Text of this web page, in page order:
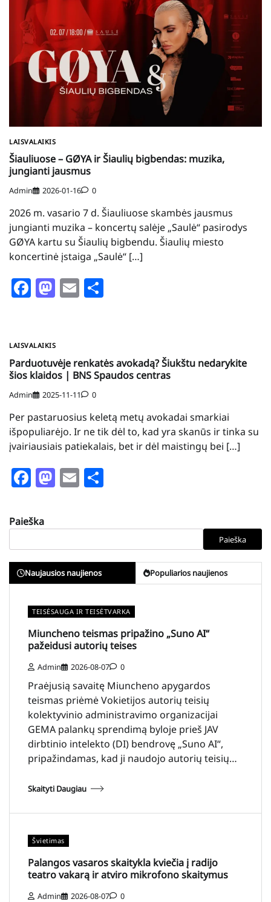
LAISVALAIKIS
Šiauliuose – GØYA ir Šiaulių bigbendas: muzika,
jungianti jausmus
Admin 2026-01-16 0
2026 m. vasario 7 d. Šiauliuose skambės jausmus
jungianti muzika – koncertų salėje „Saulė“ pasirodys
GØYA kartu su Šiaulių bigbendu. Šiaulių miesto
koncertinė įstaiga „Saulė“ […]
Facebook
Mastodon
Email
LAISVALAIKIS
Parduotuvėje renkatės avokadą? Šiukštu nedarykite
šios klaidos | BNS Spaudos centras
Admin 2025-11-11 0
Per pastaruosius keletą metų avokadai smarkiai
išpopuliarėjo. Ir ne tik dėl to, kad yra skanūs ir tinka su
įvairiausiais patiekalais, bet ir dėl maistingų bei […]
Facebook
Mastodon
Email
Paieška
Paieška
Naujausios naujienos Populiarios naujienos
TEISĖSAUGA IR TEISĖTVARKA
Miuncheno teismas pripažino „Suno AI“
pažeidusi autorių teises
Admin 2026-08-07 0
Praėjusią savaitę Miuncheno apygardos
teismas priėmė Vokietijos autorių teisių
kolektyvinio administravimo organizacijai
GEMA palankų sprendimą byloje prieš JAV
dirbtinio intelekto (DI) bendrovę „Suno AI“,
pripažindamas, kad ji naudojo autorių teisių…
Skaityti Daugiau
Švietimas
Palangos vasaros skaitykla kviečia į radijo
teatro vakarą ir atviro mikrofono skaitymus
Admin 2026-08-07 0